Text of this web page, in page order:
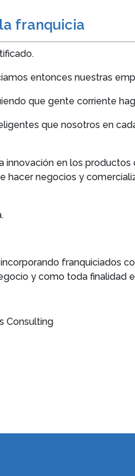
franquicia
entonces nuestras
que gente corriente
que nosotros en
en los
hacer negocios y
franquiciados
y como toda finalidad
Consulting